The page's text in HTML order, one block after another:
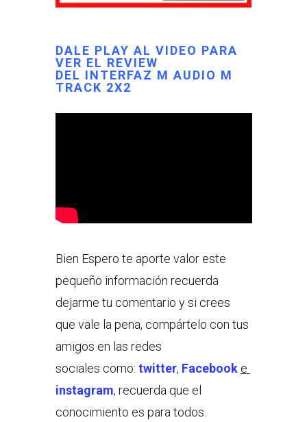
DALE PLAY AL VIDEO PARA
VER EL REVIEW
DEL INTERFAZ M AUDIO M
TRACK 2X2
Bien Espero te aporte valor este
pequeño información recuerda
dejarme tu comentario y si crees
que vale la pena, compártelo con tus
amigos en las redes
sociales como: twitter, Facebook e
instagram, recuerda que el
conocimiento es para todos.